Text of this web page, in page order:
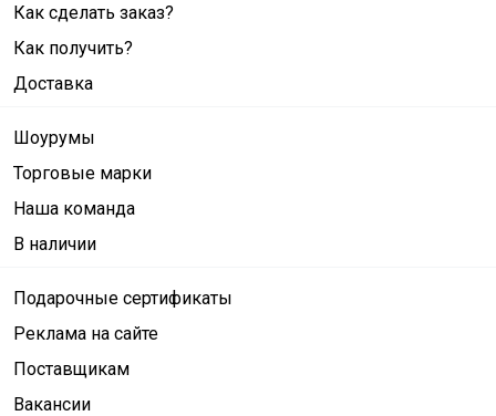
Как сделать заказ?
Как получить?
Доставка
Шоурумы
Торговые марки
Наша команда
В наличии
Подарочные сертификаты
Реклама на сайте
Поставщикам
Вакансии